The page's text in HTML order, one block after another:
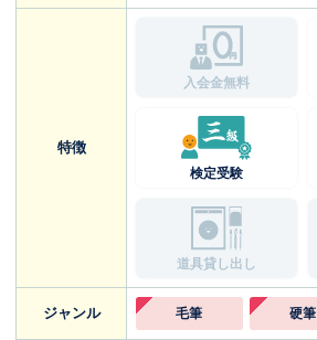
特徴
入会金無料
検定受験
道具貸し出し
ジャンル 毛筆 硬筆